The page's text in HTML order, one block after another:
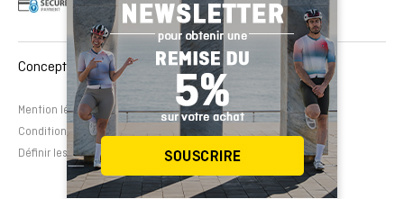
Mention légale Politique de cookies
Avertissement légal
Conditions de contrat
Définir les cookies
Conception et développement Web :EMFASI